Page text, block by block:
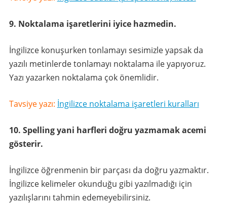
9. Noktalama işaretlerini iyice hazmedin.
İngilizce konuşurken tonlamayı sesimizle yapsak da
yazılı metinlerde tonlamayı noktalama ile yapıyoruz.
Yazı yazarken noktalama çok önemlidir.
Tavsiye yazı: İngilizce noktalama işaretleri kuralları
10. Spelling yani harfleri doğru yazmamak acemi
gösterir.
İngilizce öğrenmenin bir parçası da doğru yazmaktır.
İngilizce kelimeler okunduğu gibi yazılmadığı için
yazılışlarını tahmin edemeyebilirsiniz.